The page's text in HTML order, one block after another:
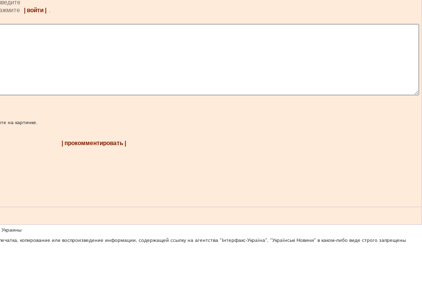
| войти |
.
на картинке.
| прокомментировать |
Украины
копирование или воспроизведение информации, содержащей ссылку на агентства "Iнтерфакс-Україна", "Українськi Новини" в каком-либо виде строго запрещены